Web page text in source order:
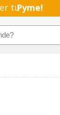
tuPyme!